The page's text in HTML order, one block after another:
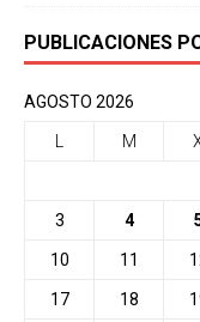
PUBLICACIONES
AGOSTO 2026
M
3 4
10 11
17 18